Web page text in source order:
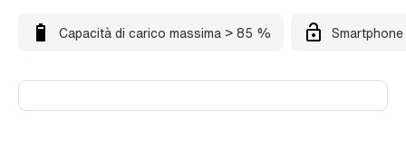
Capacità di carico massima > 85 %